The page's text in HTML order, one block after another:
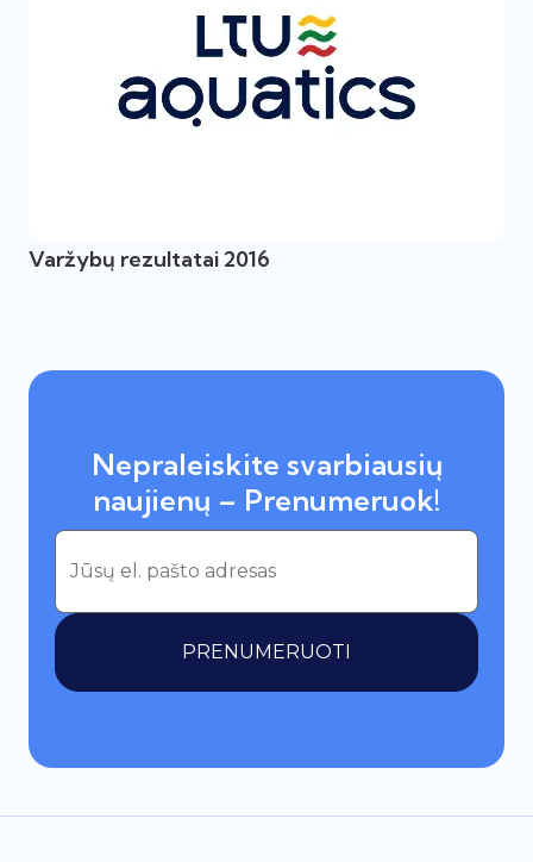
Varžybų rezultatai 2016
Nepraleiskite svarbiausių
naujienų – Prenumeruok!
PRENUMERUOTI